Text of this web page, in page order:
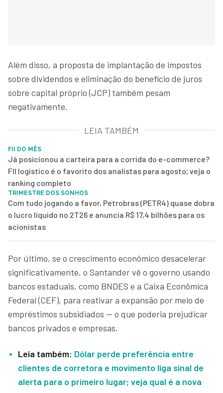
Além disso, a proposta de implantação de impostos
sobre dividendos e eliminação do benefício de juros
sobre capital próprio (JCP) também pesam
negativamente.
LEIA TAMBÉM
FII DO MÊS
Já posicionou a carteira para a corrida do e-commerce?
FII logístico é o favorito dos analistas para agosto; veja o
ranking completo
TRIMESTRE DOS SONHOS
Com tudo jogando a favor, Petrobras (PETR4) quase dobra
o lucro líquido no 2T26 e anuncia R$ 17,4 bilhões para os
acionistas
Por último, se o crescimento econômico desacelerar
significativamente, o Santander vê o governo usando
bancos estaduais, como BNDES e a Caixa Econômica
Federal (CEF), para reativar a expansão por meio de
empréstimos subsidiados — o que poderia prejudicar
bancos privados e empresas.
Leia também: Dólar perde preferência entre
clientes de corretora e movimento liga sinal de
alerta para o primeiro lugar; veja qual é a nova